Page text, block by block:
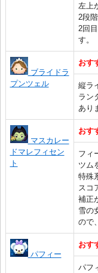
左上
2段
2回
す。
ブライドラ
プンツェル
お
縦ラ
ラン
あり
マスカレー
ドマレフィセン
ト
お
フィ
ツム
特殊
スコ
補正
雪の
ので
パフィー
お
パフ